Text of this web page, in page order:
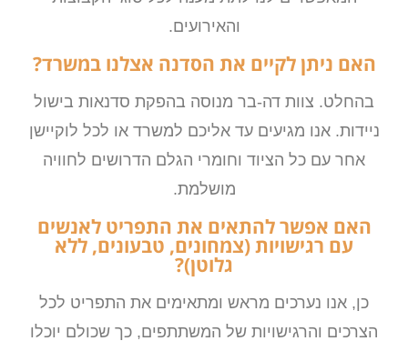
והאירועים.
האם ניתן לקיים את הסדנה אצלנו במשרד?
בהחלט. צוות דה-בר מנוסה בהפקת סדנאות בישול
ניידות. אנו מגיעים עד אליכם למשרד או לכל לוקיישן
אחר עם כל הציוד וחומרי הגלם הדרושים לחוויה
מושלמת.
האם אפשר להתאים את התפריט לאנשים
עם רגישויות (צמחונים, טבעונים, ללא
גלוטן)?
כן, אנו נערכים מראש ומתאימים את התפריט לכל
הצרכים והרגישויות של המשתתפים, כך שכולם יוכלו